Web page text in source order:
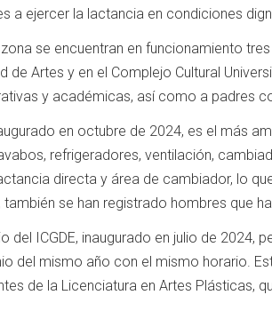
a ejercer la lactancia en condiciones
se encuentran en funcionamiento
de Artes y en el Complejo Cultural
y académicas, así como a padres
en octubre de 2024, es el más
refrigeradores, ventilación,
directa y área de cambiador, lo
también se han registrado hombres que
del ICGDE, inaugurado en julio de
del mismo año con el mismo horario.
de la Licenciatura en Artes Plásticas,